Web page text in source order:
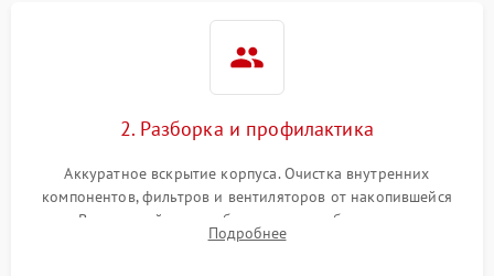
2. Разборка и профилактика
Аккуратное вскрытие корпуса. Очистка внутренних
компонентов, фильтров и вентиляторов от накопившейся
пыли. Визуальный осмотр блока питания, балласта лампы и
материнской платы на наличие прогаров или вздутых
Подробнее